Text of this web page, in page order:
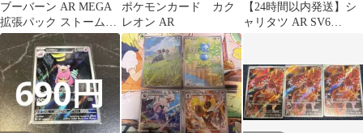
ブーバーン AR MEGA
拡張パック ストームエ
メラルダ キラ 079/076
ポケモンカード カク
レオン AR
【24時間以内発送】シ
ャリタツ AR SV6